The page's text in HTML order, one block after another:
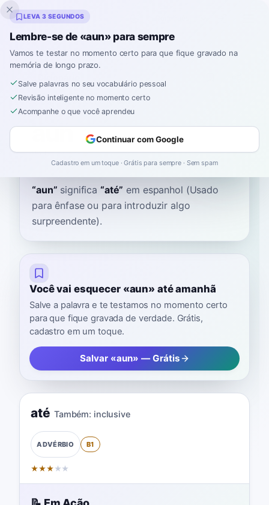
Inklingo
Início›Espanhol›Dicionário›aun
aun
own ˈaun
“aun” significa “até” em espanhol (Usado
para ênfase ou para introduzir algo
surpreendente).
Você vai esquecer «aun» até amanhã
Salve a palavra e te testamos no momento certo
para que fique gravada de verdade. Grátis,
cadastro em um toque.
Salvar «aun» — Grátis
até Também: inclusive
ADVÉRBIO B1
★★★ ★ ★
LEVA 3 SEGUNDOS
Lembre-se de «aun» para sempre
Vamos te testar no momento certo para que fique gravado na
memória de longo prazo.
Salve palavras no seu vocabulário pessoal
Revisão inteligente no momento certo
Acompanhe o que você aprendeu
Continuar com Google
Cadastro em um toque · Grátis para sempre · Sem spam